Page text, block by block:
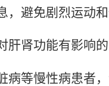
，避免剧烈运动
肝肾功能有影响
病等慢性病患者